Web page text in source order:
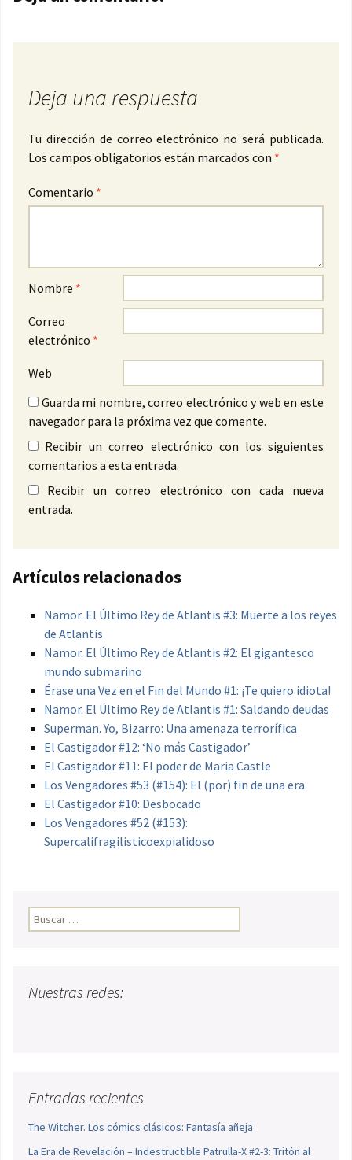
Deja una respuesta
Tu dirección de correo electrónico no será publicada.
Los campos obligatorios están marcados con *
Comentario *
Nombre *
Correo
electrónico *
Web
Guarda mi nombre, correo electrónico y web en este
navegador para la próxima vez que comente.
Recibir un correo electrónico con los siguientes
comentarios a esta entrada.
Recibir un correo electrónico con cada nueva
entrada.
Artículos relacionados
Namor. El Último Rey de Atlantis #3: Muerte a los reyes
de Atlantis
Namor. El Último Rey de Atlantis #2: El gigantesco
mundo submarino
Érase una Vez en el Fin del Mundo #1: ¡Te quiero idiota!
Namor. El Último Rey de Atlantis #1: Saldando deudas
Superman. Yo, Bizarro: Una amenaza terrorífica
El Castigador #12: ‘No más Castigador’
El Castigador #11: El poder de Maria Castle
Los Vengadores #53 (#154): El (por) fin de una era
El Castigador #10: Desbocado
Los Vengadores #52 (#153):
Supercalifragilisticoexpialidoso
Buscar:
Nuestras redes:
Entradas recientes
The Witcher. Los cómics clásicos: Fantasía añeja
La Era de Revelación – Indestructible Patrulla-X #2-3: Tritón al